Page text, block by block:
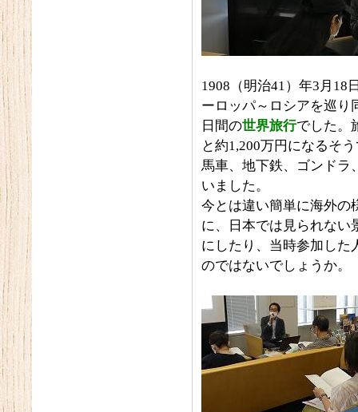
1908（明治41）年3月18
ーロッパ～ロシアを巡り
日間の世界旅行でした。
と約1,200万円になるそ
馬車、地下鉄、ゴンドラ
いました。
今とは違い簡単に海外の
に、日本では見られない
にしたり、当時参加した
のではないでしょうか。